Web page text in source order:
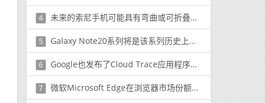
4 未来的索尼手机可能具有弯曲或可折叠的OLED屏幕
5 Galaxy Note20系列将是该系列历史上最昂贵的
6 Google也发布了Cloud Trace应用程序调试的Beta版
7 微软Microsoft Edge在浏览器市场份额在增长